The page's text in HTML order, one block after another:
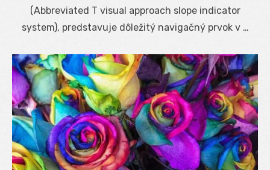
(Abbreviated T visual approach slope indicator
system), predstavuje dôležitý navigačný prvok v …